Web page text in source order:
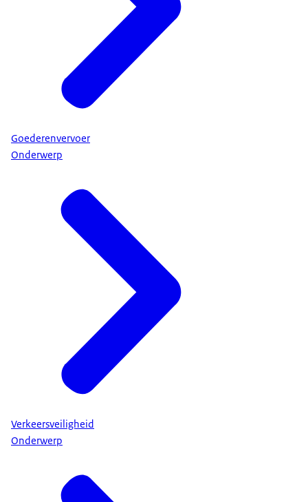
Goederenvervoer
Onderwerp
Verkeersveiligheid
Onderwerp